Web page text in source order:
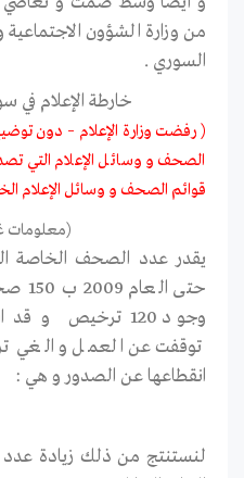
من وزارة الشؤون
السوري .
خارطة الإعلام في
( رفضت وزارة الإعلام – دون
الصحف و وسائل الإعلام التي
قوائم الصحف و وسائل الإعلام
(معلومات
يقدر عدد الصحف الخاصة
حتى
توقفت عن العمل و الغي
انقطاعها عن الصدور و هي :
لنستنتج من ذلك زيادة عدد